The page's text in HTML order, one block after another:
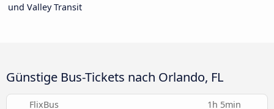
und Valley Transit
Günstige Bus-Tickets nach Orlando, FL
FlixBus 1h 5min